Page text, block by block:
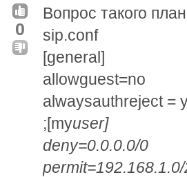
0
Вопрос такого
sip.conf
[general]
allowguest=no
alwaysauthreject =
;[myuser]
deny=0.0.0.0/0